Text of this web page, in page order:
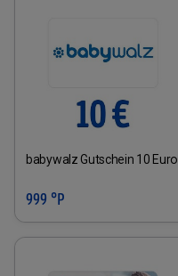
babywalz Gutschein 10 Euro
999 °P